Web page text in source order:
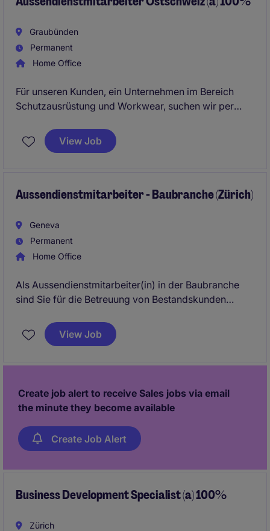
Anstellungsbedingungen in einem
zukunftsorientierten Umfeld.
Graubünden
Permanent
Home Office
Für unseren Kunden, ein Unternehmen im Bereich
Schutzausrüstung und Workwear, suchen wir per
Aussendienstmitarbeiter Ostschweiz (a) 100%.
Gesucht wird eine verkaufsstarke Persönlichkeit mit
im Bereich Persönliche Schutzausrüstung und
und Entwicklungsmöglichkeiten.
View Job
Aussendienstmitarbeiter - Baubranche (Zürich)
Geneva
Permanent
Home Office
Als Aussendienstmitarbeiter(in) in der Baubranche
sind Sie für die Betreuung von Bestandskunden
zuständig. Diese spannende Position in der Business-
Services-Branche bietet Ihnen die Möglichkeit, Ihre
View Job
Create job alert to receive Sales jobs via email
the minute they become available
Create Job Alert
Business Development Specialist (a) 100%
Zürich